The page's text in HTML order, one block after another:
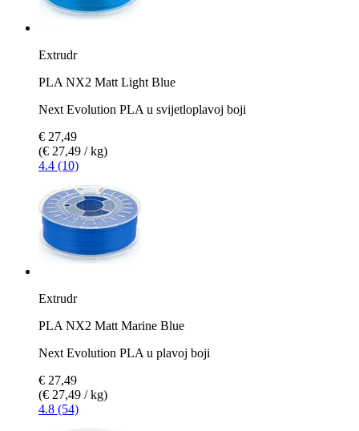
Extrudr
PLA NX2 Matt Light Blue
Next Evolution PLA u svijetloplavoj boji
€ 27,49
(€ 27,49 / kg)
4.4 (10)
Extrudr
PLA NX2 Matt Marine Blue
Next Evolution PLA u plavoj boji
€ 27,49
(€ 27,49 / kg)
4.8 (54)